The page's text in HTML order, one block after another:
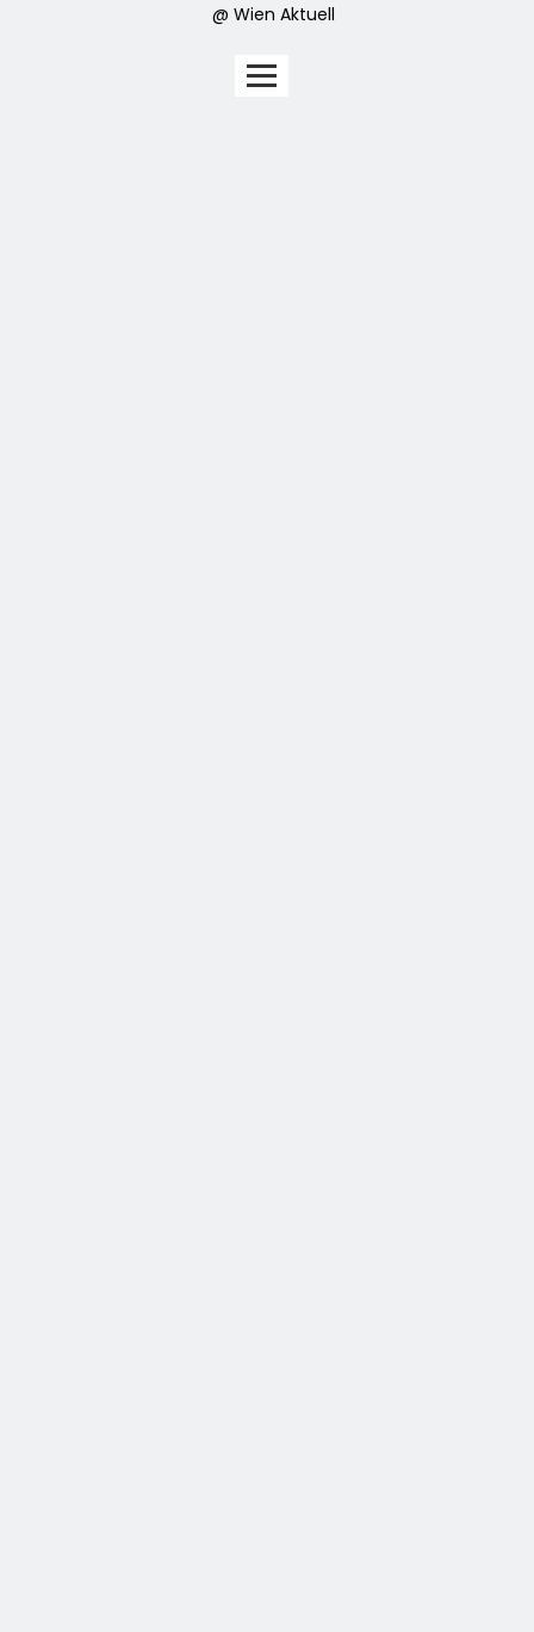
@ Wien Aktuell